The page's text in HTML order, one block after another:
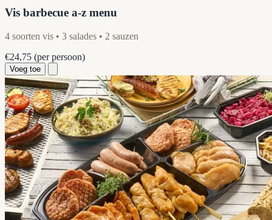
Vis barbecue a-z menu
4 soorten vis • 3 salades • 2 sauzen
€24,75 (per persoon)
Voeg toe